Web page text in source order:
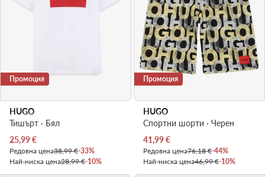
Промоция
HUGO
Тишърт · Бял
Актуална цена
25,99€
Редовна цена38,99 €-33%
Най-ниска цена28,99 €-10%
Промоция
HUGO
Спортни шорти · Черен
Актуална цена
41,99€
Редовна цена76,18 €-44%
Най-ниска цена46,99 €-10%